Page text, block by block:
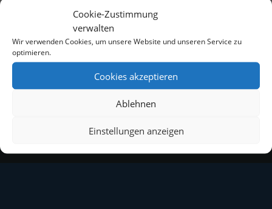
Cookie-Zustimmung
verwalten
Wir verwenden Cookies, um unsere Website und unseren Service zu
optimieren.
Cookies akzeptieren
Ablehnen
Einstellungen anzeigen
Name, E-Mail-Adresse und Website in diesem
Browser für meinen nächsten Kommentar speichern.